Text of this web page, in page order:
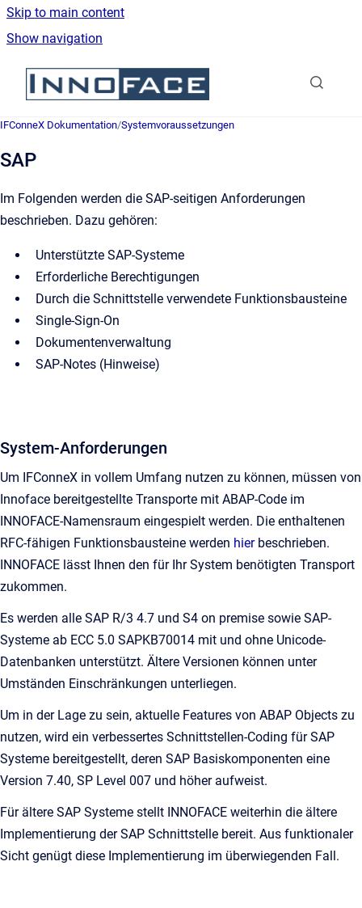
Skip to main content
Show navigation
Go to homepage
IFConneX Dokumentation/Systemvoraussetzungen
SAP
Im Folgenden werden die SAP-seitigen Anforderungen
beschrieben. Dazu gehören:
Unterstützte SAP-Systeme
Erforderliche Berechtigungen
Durch die Schnittstelle verwendete Funktionsbausteine
Single-Sign-On
Dokumentenverwaltung
SAP-Notes (Hinweise)
System-Anforderungen
Um IFConneX in vollem Umfang nutzen zu können, müssen von
Innoface bereitgestellte Transporte mit ABAP-Code im
INNOFACE-Namensraum eingespielt werden. Die enthaltenen
RFC-fähigen Funktionsbausteine werden hierbeschrieben.
INNOFACE lässt Ihnen den für Ihr System benötigten Transport
zukommen.
Es werden alle SAP R/3 4.7 und S4 on premise sowie SAP-
Systeme ab ECC 5.0 SAPKB70014 mit und ohne Unicode-
Datenbanken unterstützt. Ältere Versionen können unter
Umständen Einschränkungen unterliegen.
Um in der Lage zu sein, aktuelle Features von ABAP Objects zu
nutzen, wird ein verbessertes Schnittstellen-Coding für SAP
Systeme bereitgestellt, deren SAP Basiskomponenten eine
Version 7.40, SP Level 007 und höher aufweist.
Für ältere SAP Systeme stellt INNOFACE weiterhin die ältere
Implementierung der SAP Schnittstelle bereit. Aus funktionaler
Sicht genügt diese Implementierung im überwiegenden Fall.